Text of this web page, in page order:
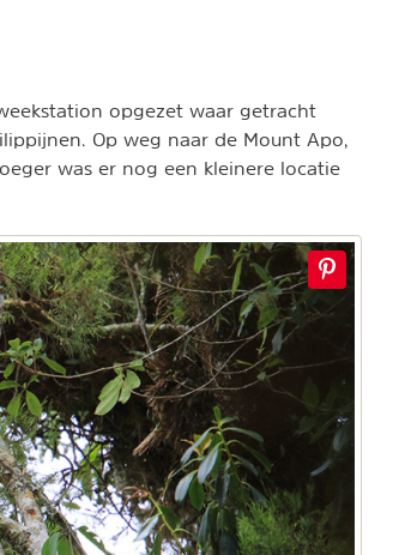
opgezet waar getracht
Op weg naar de Mount Apo,
was er nog een kleinere locatie